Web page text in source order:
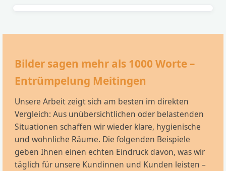
Bilder sagen mehr als 1000 Worte –
Entrümpelung Meitingen
Unsere Arbeit zeigt sich am besten im direkten
Vergleich: Aus unübersichtlichen oder belastenden
Situationen schaffen wir wieder klare, hygienische
und wohnliche Räume. Die folgenden Beispiele
geben Ihnen einen echten Eindruck davon, was wir
täglich für unsere Kundinnen und Kunden leisten –